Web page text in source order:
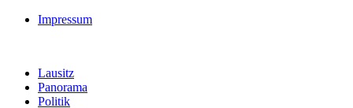
Impressum
Lausitz
Panorama
Politik